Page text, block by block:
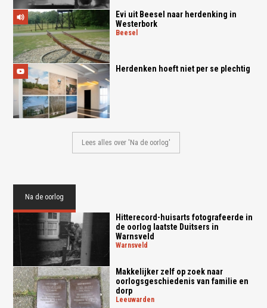
Evi uit Beesel naar herdenking in
Westerbork
beesel
Herdenken hoeft niet per se plechtig
Lees alles over 'Na de oorlog'
Na de oorlog
Hitterecord-huisarts fotografeerde in
de oorlog laatste Duitsers in
Warnsveld
warnsveld
Makkelijker zelf op zoek naar
oorlogsgeschiedenis van familie en
dorp
leeuwarden